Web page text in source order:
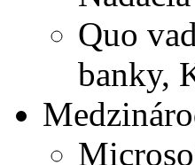
Quo
banky,